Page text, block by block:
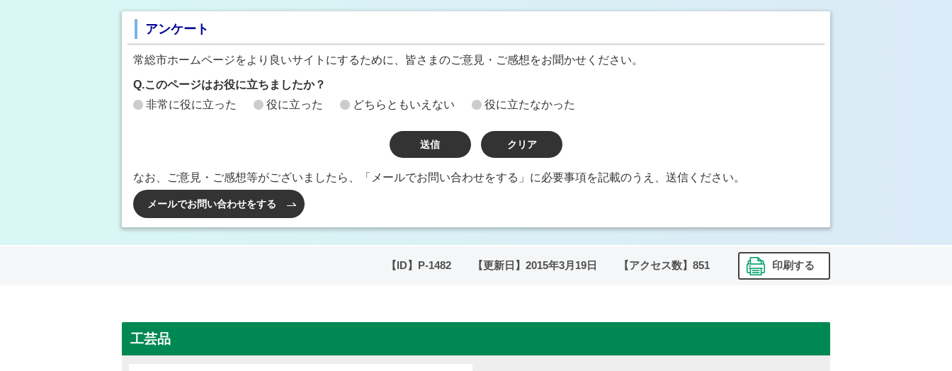
アンケート
常総市ホームページをより良いサイトにするために、皆さまのご意見・ご感想をお聞かせください。
Q.このページはお役に立ちましたか？
非常に役に立った
役に立った どちらともいえない 役に立たなかった
なお、ご意見・ご感想等がございましたら、「メールでお問い合わせをする」に必要事項を記載のうえ、送信ください。
メールでお問い合わせをする
【ID】 P-1482 【更新日】 2015年3月19日 【アクセス数】 851 印刷する
工芸品